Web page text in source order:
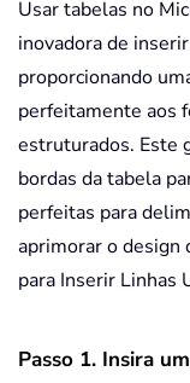
Usar tabelas no
inovadora de
proporcionando
perfeitamente aos
estruturados. Este
bordas da tabela
perfeitas para
aprimorar o design
para Inserir Linhas
Passo 1. Insira